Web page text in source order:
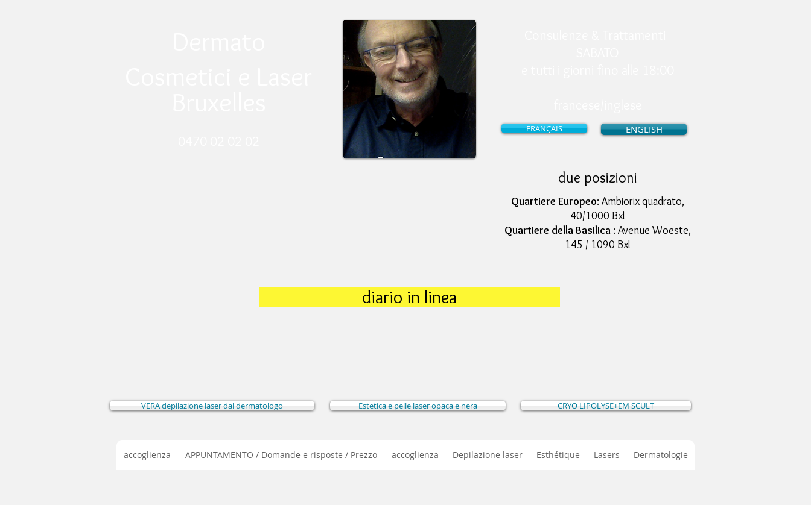
FRANÇAIS ENGLISH
due posizioni
Quartiere Europeo: Ambiorix quadrato,
40/1000 Bxl
Quartiere della Basilica: Avenue Woeste,
145 / 1090 Bxl
diario in linea
VERA depilazione laser dal dermatologo Estetica e pelle laser opaca e nera CRYO LIPOLYSE+EM SCULT
accoglienza APPUNTAMENTO / Domande e risposte / Prezzo accoglienza Depilazione laser Esthétique Lasers Dermatologie